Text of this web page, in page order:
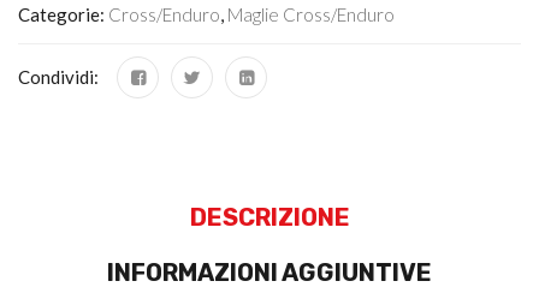
Categorie: Cross/Enduro, Maglie Cross/enduro
Condividi:
DESCRIZIONE
INFORMAZIONI AGGIUNTIVE